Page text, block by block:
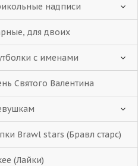
надписи
для двоих
с именами
Святого Валентина
Brawl stars (Бравл старс)
(Лайки)